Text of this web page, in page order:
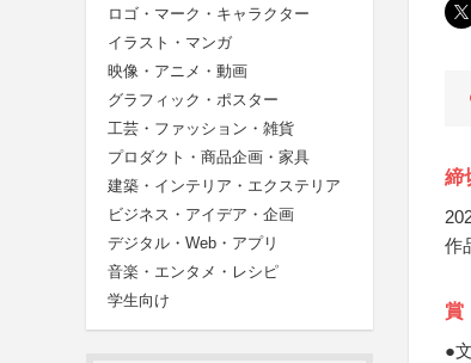
ロゴ・マーク・キャラクター
イラスト・マンガ
映像・アニメ・動画
グラフィック・ポスター
工芸・ファッション・雑貨
プロダクト・商品企画・家具
建築・インテリア・エクステリア
ビジネス・アイデア・企画
デジタル・Web・アプリ
音楽・エンタメ・レシピ
学生向け
締
作
賞
●